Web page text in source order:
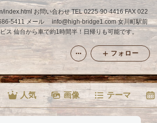
index.html お問い合わせ TEL 0225-90-4416 FAX 022
5411 メール info@high-bridge1.com 女川町駅前
ス 仙台から車で約1時間半！日帰りも可能です。
フォロー
人気 画像 テーマ